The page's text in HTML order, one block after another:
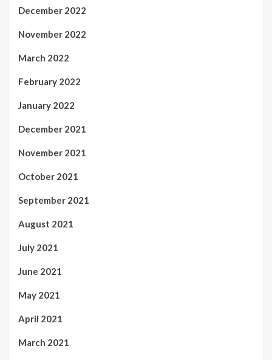
December 2022
November 2022
March 2022
February 2022
January 2022
December 2021
November 2021
October 2021
September 2021
August 2021
July 2021
June 2021
May 2021
April 2021
March 2021